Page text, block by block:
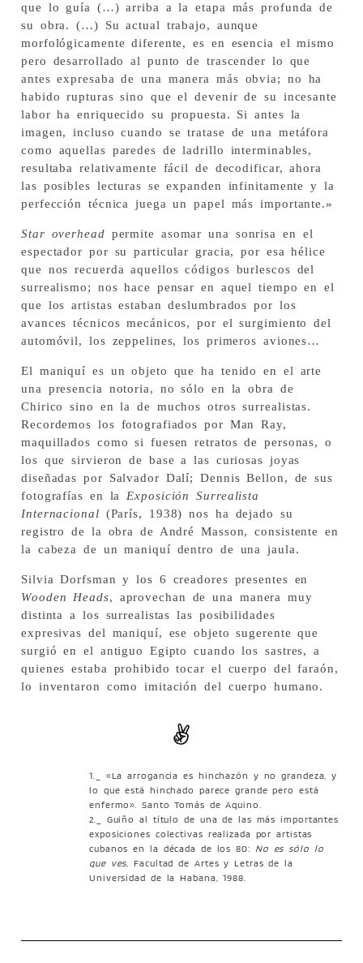
que lo guía (…) arriba a la etapa más profunda de
su obra. (…) Su actual trabajo, aunque
morfológicamente diferente, es en esencia el mismo
pero desarrollado al punto de trascender lo que
antes expresaba de una manera más obvia; no ha
habido rupturas sino que el devenir de su incesante
labor ha enriquecido su propuesta. Si antes la
imagen, incluso cuando se tratase de una metáfora
como aquellas paredes de ladrillo interminables,
resultaba relativamente fácil de decodificar, ahora
las posibles lecturas se expanden infinitamente y la
perfección técnica juega un papel más importante.»
Star overhead permite asomar una sonrisa en el
espectador por su particular gracia, por esa hélice
que nos recuerda aquellos códigos burlescos del
surrealismo; nos hace pensar en aquel tiempo en el
que los artistas estaban deslumbrados por los
avances técnicos mecánicos, por el surgimiento del
automóvil, los zeppelines, los primeros aviones…
El maniquí es un objeto que ha tenido en el arte
una presencia notoria, no sólo en la obra de
Chirico sino en la de muchos otros surrealistas.
Recordemos los fotografiados por Man Ray,
maquillados como si fuesen retratos de personas, o
los que sirvieron de base a las curiosas joyas
diseñadas por Salvador Dalí; Dennis Bellon, de sus
fotografías en laExposición Surrealista
Internacional (París, 1938) nos ha dejado su
registro de la obra de André Masson, consistente en
la cabeza de un maniquí dentro de una jaula.
Silvia Dorfsman y los 6 creadores presentes en
Wooden Heads, aprovechan de una manera muy
distinta a los surrealistas las posibilidades
expresivas del maniquí, ese objeto sugerente que
surgió en el antiguo Egipto cuando los sastres, a
quienes estaba prohibido tocar el cuerpo del faraón,
lo inventaron como imitación del cuerpo humano.
1._ «La arrogancia es hinchazón y no grandeza, y
lo que está hinchado parece grande pero está
enfermo». Santo Tomás de Aquino.
2._ Guiño al título de una de las más importantes
exposiciones colectivas realizada por artistas
cubanos en la década de los 80: No es sólo lo
que ves, Facultad de Artes y Letras de la
Universidad de la Habana, 1988.